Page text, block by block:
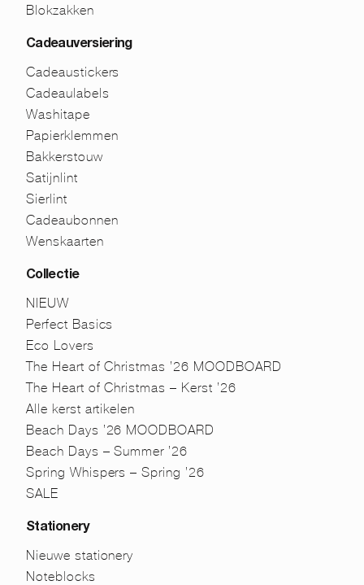
Blokzakken
Cadeauversiering
Cadeaustickers
Cadeaulabels
Washitape
Papierklemmen
Bakkerstouw
Satijnlint
Sierlint
Cadeaubonnen
Wenskaarten
Collectie
NIEUW
Perfect Basics
Eco Lovers
The Heart of Christmas ’26 MOODBOARD
The Heart of Christmas – Kerst ’26
Alle kerst artikelen
Beach Days ’26 MOODBOARD
Beach Days – Summer ’26
Spring Whispers – Spring ’26
SALE
Stationery
Nieuwe stationery
Noteblocks